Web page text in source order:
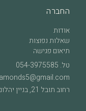
החברה
אודות
שאלות נפוצות
תיאום פגישה
טל.
רחוב תובל 21, בניין יהלום, רמת גן